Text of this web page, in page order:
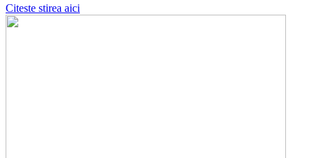
Citeste stirea aici